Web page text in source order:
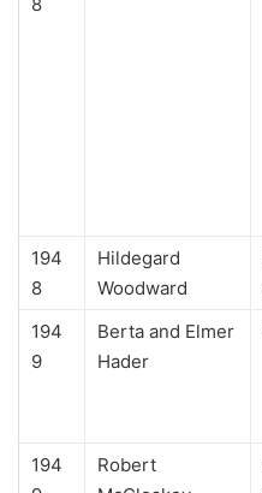
194
8
Hildegard
Woodward
194
9
Berta and Elmer
Hader
194
Robert